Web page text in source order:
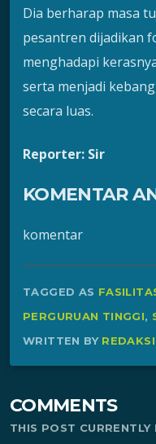
Dia berharap masa
pesantren dijadikan
menghadapi
serta menjadi
secara luas.
Reporter: Sir
KOMENTAR
komentar
TAGGED AS
PERGURUAN TINGGI,
WRITTEN BY REDAKSI
COMMENTS
THIS POST